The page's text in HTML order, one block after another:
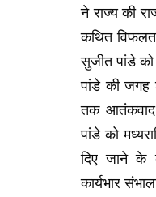
ने राज्य की
कथित
सुजीत पांडे को
पांडे की जगह
तक आतंकवाद
पांडे को
दिए जाने के
कार्यभार